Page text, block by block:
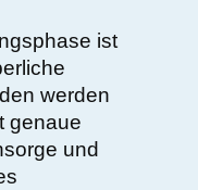
ist
werden
genaue
und